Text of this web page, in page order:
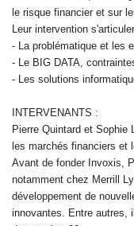
le risque financier et sur
Leur intervention
- La problématique et les
- Le BIG DATA,
- Les solutions
INTERVENANTS :
Pierre Quintard et Sophie
les marchés financiers et
Avant de fonder Invoxis,
notamment chez Merrill
développement de
innovantes. Entre autres,